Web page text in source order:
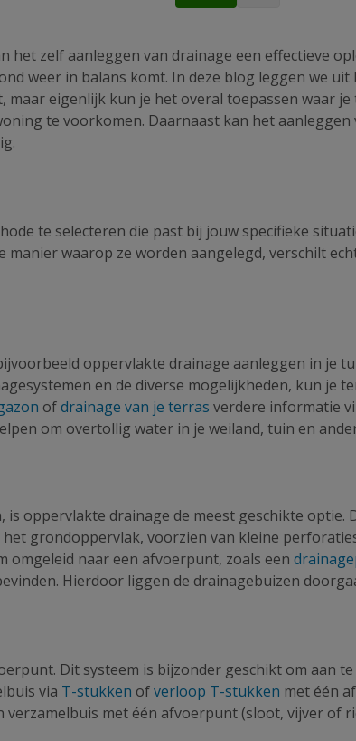
zelf aanleggen van drainage een effectieve
weer in balans komt. In deze blog leggen we uit
eigenlijk kun je het overal toepassen waar
te voorkomen. Daarnaast kan het aanleggen
te selecteren die past bij jouw specifieke
waarop ze worden aangelegd, verschilt
oppervlakte drainage aanleggen in je
en de diverse mogelijkheden, kun je
ofdrainage van je terras verdere informatie
om overtollig water in je weiland, tuin en
oppervlakte drainage de meest geschikte optie.
grondoppervlak, voorzien van kleine
omgeleid naar een afvoerpunt, zoals een
Hierdoor liggen de drainagebuizen
Dit systeem is bijzonder geschikt om aan
via T-stukken ofverloop T-stukken met één
verzamelbuis met één afvoerpunt (sloot, vijver of